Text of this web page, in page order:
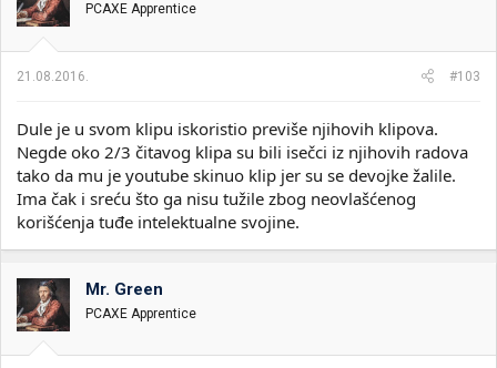
PCAXE Apprentice
21.08.2016. #103
Dule je u svom klipu iskoristio previše njihovih klipova.
Negde oko 2/3 čitavog klipa su bili isečci iz njihovih radova
tako da mu je youtube skinuo klip jer su se devojke žalile.
Ima čak i sreću što ga nisu tužile zbog neovlašćenog
korišćenja tuđe intelektualne svojine.
Mr. Green
PCAXE Apprentice